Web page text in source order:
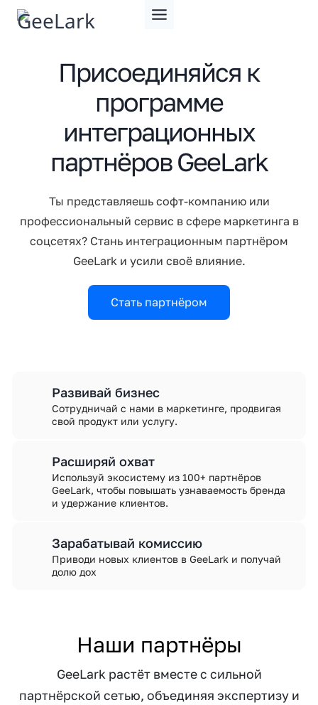
Перейти
Присоединяйся к
программе
интеграционных
партнёров GeeLark
Ты представляешь софт-компанию или
профессиональный сервис в сфере маркетинга в
соцсетях? Стань интеграционным партнёром
GeeLark и усили своё влияние.
Стать партнёром
Развивай бизнес
Сотрудничай с нами в маркетинге, продвигая
свой продукт или услугу.
Расширяй охват
Используй экосистему из 100+ партнёров
GeeLark, чтобы повышать узнаваемость бренда
и удержание клиентов.
Зарабатывай комиссию
Приводи новых клиентов в GeeLark и получай
долю дох
Наши партнёры
GeeLark растёт вместе с сильной
партнёрской сетью, объединяя экспертизу и